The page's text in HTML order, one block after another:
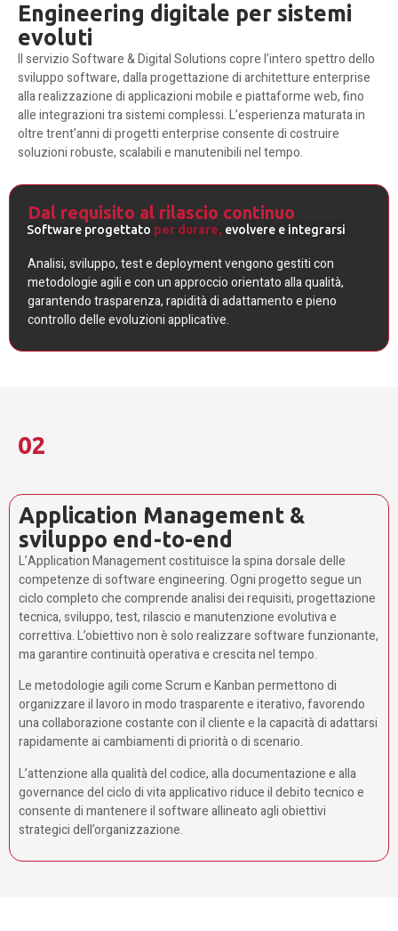
Engineering digitale per sistemi
evoluti
Il servizio Software & Digital Solutions copre l’intero spettro dello
sviluppo software, dalla progettazione di architetture enterprise
alla realizzazione di applicazioni mobile e piattaforme web, fino
alle integrazioni tra sistemi complessi. L’esperienza maturata in
oltre trent’anni di progetti enterprise consente di costruire
soluzioni robuste, scalabili e manutenibili nel tempo.
Dal requisito al rilascio continuo
Software progettato per durare, evolvere e integrarsi
Analisi, sviluppo, test e deployment vengono gestiti con
metodologie agili e con un approccio orientato alla qualità,
garantendo trasparenza, rapidità di adattamento e pieno
controllo delle evoluzioni applicative.
02
Application Management &
sviluppo end-to-end
L’Application Management costituisce la spina dorsale delle
competenze di software engineering. Ogni progetto segue un
ciclo completo che comprende analisi dei requisiti, progettazione
tecnica, sviluppo, test, rilascio e manutenzione evolutiva e
correttiva. L’obiettivo non è solo realizzare software funzionante,
ma garantire continuità operativa e crescita nel tempo.
Le metodologie agili come Scrum e Kanban permettono di
organizzare il lavoro in modo trasparente e iterativo, favorendo
una collaborazione costante con il cliente e la capacità di adattarsi
rapidamente ai cambiamenti di priorità o di scenario.
L’attenzione alla qualità del codice, alla documentazione e alla
governance del ciclo di vita applicativo riduce il debito tecnico e
consente di mantenere il software allineato agli obiettivi
strategici dell’organizzazione.